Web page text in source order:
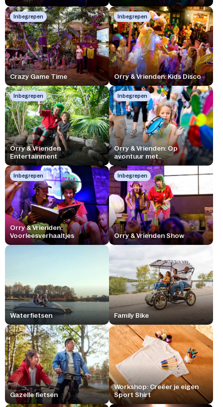
Inbegrepen
Crazy Game Time
Inbegrepen
Orry & Vrienden: Kids Disco
Inbegrepen
Orry & Vrienden
Entertainment
Inbegrepen
Orry & Vrienden: Op
avontuur met..
Inbegrepen
Orry & Vrienden:
Voorleesverhaaltjes
Inbegrepen
Orry & Vrienden Show
Waterfietsen Family Bike
Gazelle fietsen
Workshop: Creëer je eigen
Sport Shirt